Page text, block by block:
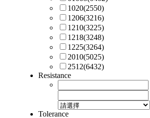
1020(2550)
1206(3216)
1210(3225)
1218(3248)
1225(3264)
2010(5025)
2512(6432)
Resistance
Tolerance